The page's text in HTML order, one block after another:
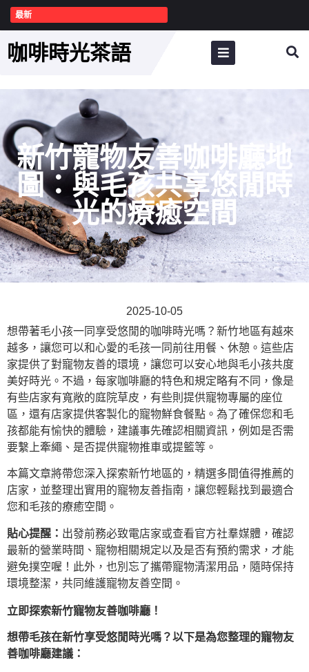
最新
咖啡時光茶語
新竹寵物友善咖啡廳地
圖：與毛孩共享悠閒時
光的療癒空間
2025-10-05
想帶著毛小孩一同享受悠閒的咖啡時光嗎？新竹地區有越來
越多 ，讓您可以和心愛的毛孩一同前往用餐、休憩。這些店
家提供了對寵物友善的環境，讓您可以安心地與毛小孩共度
美好時光。不過，每家咖啡廳的特色和規定略有不同，像是
有些店家有寬敞的庭院草皮，有些則提供寵物專屬的座位
區，還有店家提供客製化的寵物鮮食餐點。為了確保您和毛
孩都能有愉快的體驗，建議事先確認相關資訊，例如是否需
要繫上牽繩、是否提供寵物推車或提籃等。
本篇文章將帶您深入探索新竹地區的 ，精選多間值得推薦的
店家，並整理出實用的寵物友善指南，讓您輕鬆找到最適合
您和毛孩的療癒空間。
貼心提醒： 出發前務必致電店家或查看官方社羣媒體，確認
最新的營業時間、寵物相關規定以及是否有預約需求，才能
避免撲空喔！此外，也別忘了攜帶寵物清潔用品，隨時保持
環境整潔，共同維護寵物友善空間。
立即探索新竹寵物友善咖啡廳！
想帶毛孩在新竹享受悠閒時光嗎？以下是為您整理的寵物友
善咖啡廳建議：